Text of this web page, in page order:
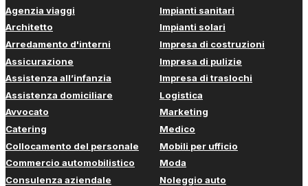
Agenzia viaggi
Architetto
Arredamento d'interni
Assicurazione
Assistenza all’infanzia
Assistenza domiciliare
Avvocato
Catering
Collocamento del personale
Commercio automobilistico
Consulenza aziendale
Impianti sanitari
Impianti solari
Impresa di costruzioni
Impresa di pulizie
Impresa di traslochi
Logistica
Marketing
Medico
Mobili per ufficio
Moda
Noleggio auto